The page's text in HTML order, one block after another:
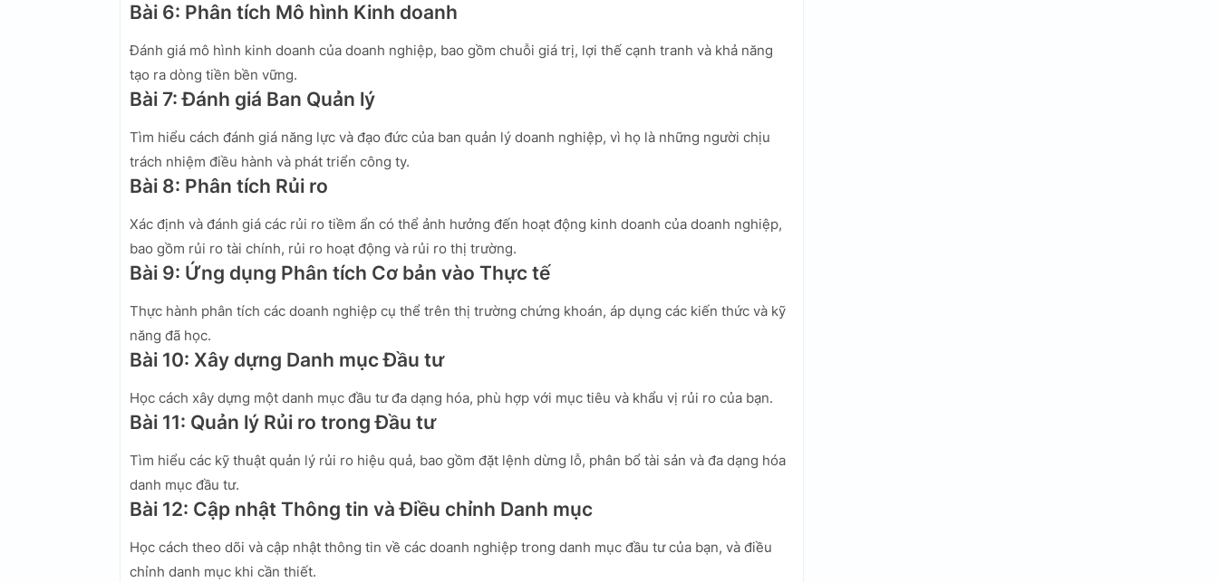
Bài 6: Phân tích Mô hình Kinh doanh
Đánh giá mô hình kinh doanh của doanh nghiệp, bao gồm chuỗi giá trị, lợi thế cạnh tranh và khả năng
tạo ra dòng tiền bền vững.
Bài 7: Đánh giá Ban Quản lý
Tìm hiểu cách đánh giá năng lực và đạo đức của ban quản lý doanh nghiệp, vì họ là những người chịu
trách nhiệm điều hành và phát triển công ty.
Bài 8: Phân tích Rủi ro
Xác định và đánh giá các rủi ro tiềm ẩn có thể ảnh hưởng đến hoạt động kinh doanh của doanh nghiệp,
bao gồm rủi ro tài chính, rủi ro hoạt động và rủi ro thị trường.
Bài 9: Ứng dụng Phân tích Cơ bản vào Thực tế
Thực hành phân tích các doanh nghiệp cụ thể trên thị trường chứng khoán, áp dụng các kiến thức và kỹ
năng đã học.
Bài 10: Xây dựng Danh mục Đầu tư
Học cách xây dựng một danh mục đầu tư đa dạng hóa, phù hợp với mục tiêu và khẩu vị rủi ro của bạn.
Bài 11: Quản lý Rủi ro trong Đầu tư
Tìm hiểu các kỹ thuật quản lý rủi ro hiệu quả, bao gồm đặt lệnh dừng lỗ, phân bổ tài sản và đa dạng hóa
danh mục đầu tư.
Bài 12: Cập nhật Thông tin và Điều chỉnh Danh mục
Học cách theo dõi và cập nhật thông tin về các doanh nghiệp trong danh mục đầu tư của bạn, và điều
chỉnh danh mục khi cần thiết.